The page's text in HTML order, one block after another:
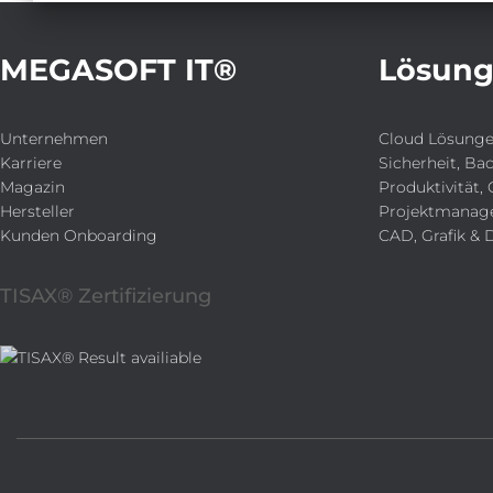
MEGASOFT IT®
Unternehmen
Karriere
Magazin
Hersteller
Kunden Onboarding
TISAX® Zertifizierung
Cloud
Sicherheit,
Produktivität,
CAD, Grafik &